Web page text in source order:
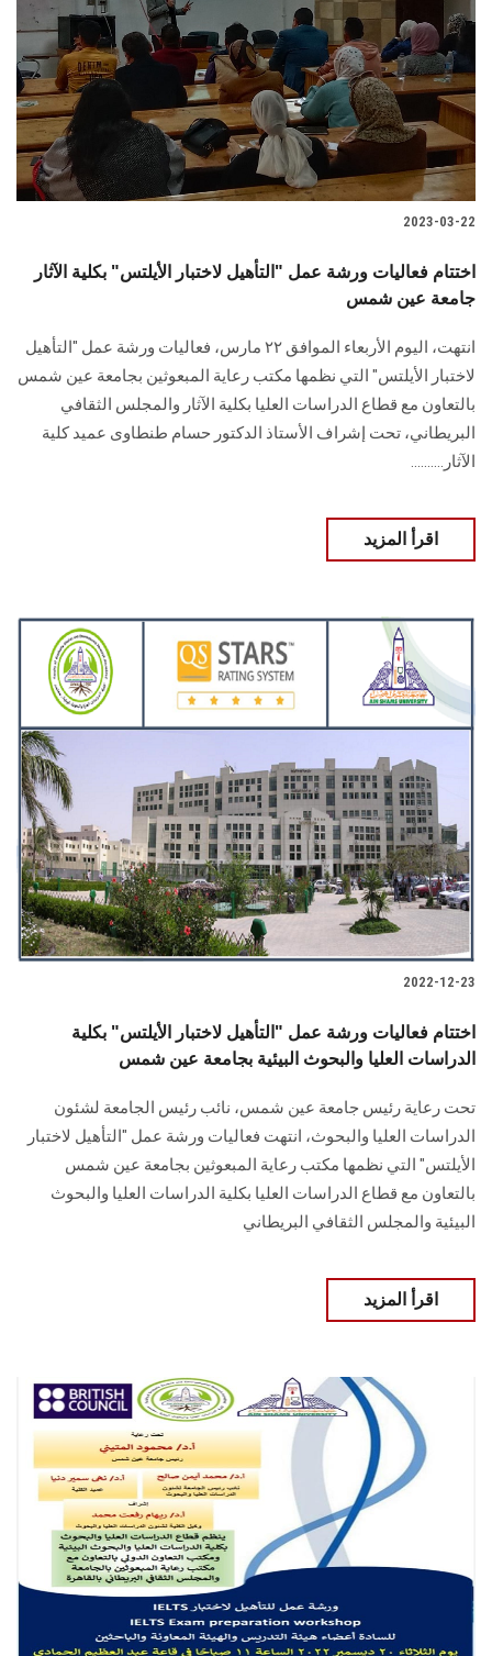
2023-03-22
اختتام فعاليات ورشة عمل "التأهيل لاختبار الأيلتس" بكلية الآثار
جامعة عين شمس
انتهت، اليوم الأربعاء الموافق ٢٢ مارس، فعاليات ورشة عمل "التأهيل
لاختبار الأيلتس" التي نظمها مكتب رعاية المبعوثين بجامعة عين شمس
بالتعاون مع قطاع الدراسات العليا بكلية الآثار والمجلس الثقافي
البريطاني، تحت إشراف الأستاذ الدكتور حسام طنطاوى عميد كلية
الآثار..........
اقرأ المزيد
2022-12-23
اختتام فعاليات ورشة عمل "التأهيل لاختبار الأيلتس" بكلية
الدراسات العليا والبحوث البيئية بجامعة عين شمس
تحت رعاية رئيس جامعة عين شمس، نائب رئيس الجامعة لشئون
الدراسات العليا والبحوث، انتهت فعاليات ورشة عمل "التأهيل لاختبار
الأيلتس" التي نظمها مكتب رعاية المبعوثين بجامعة عين شمس
بالتعاون مع قطاع الدراسات العليا بكلية الدراسات العليا والبحوث
البيئية والمجلس الثقافي البريطاني
اقرأ المزيد